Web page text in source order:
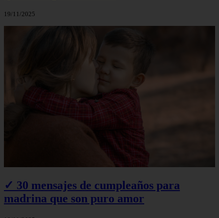
19/11/2025
✓ 30 mensajes de cumpleaños para
madrina que son puro amor